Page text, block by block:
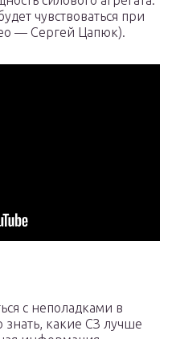
чувствоваться при
— Сергей Цапюк).
с неполадками в
знать, какие СЗ лучше